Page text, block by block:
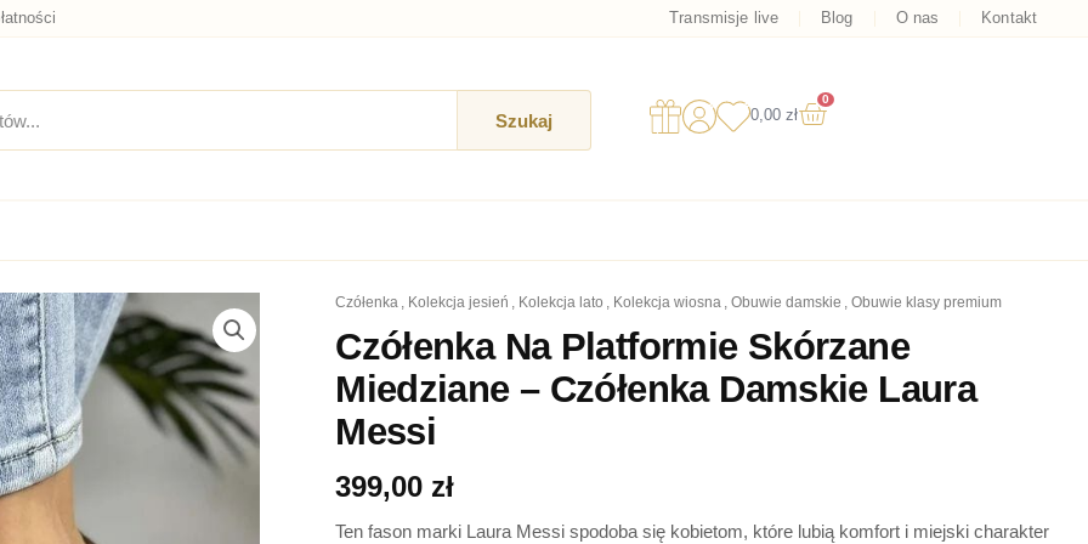
Transmisje live Blog O nas Kontakt
Szukaj 0,00 zł
0
Wózek
czółenka , kolekcja jesień , kolekcja lato , kolekcja wiosna , obuwie damskie , obuwie klasy premium
Czółenka Na Platformie Skórzane
Miedziane – Czółenka Damskie Laura
Messi
399,00 zł
Ten fason marki Laura Messi spodoba się kobietom, które lubią komfort i miejski charakter
ilość
Czółenka
Na
Platformie
Skórzane
Miedziane
Czółenka
Laura